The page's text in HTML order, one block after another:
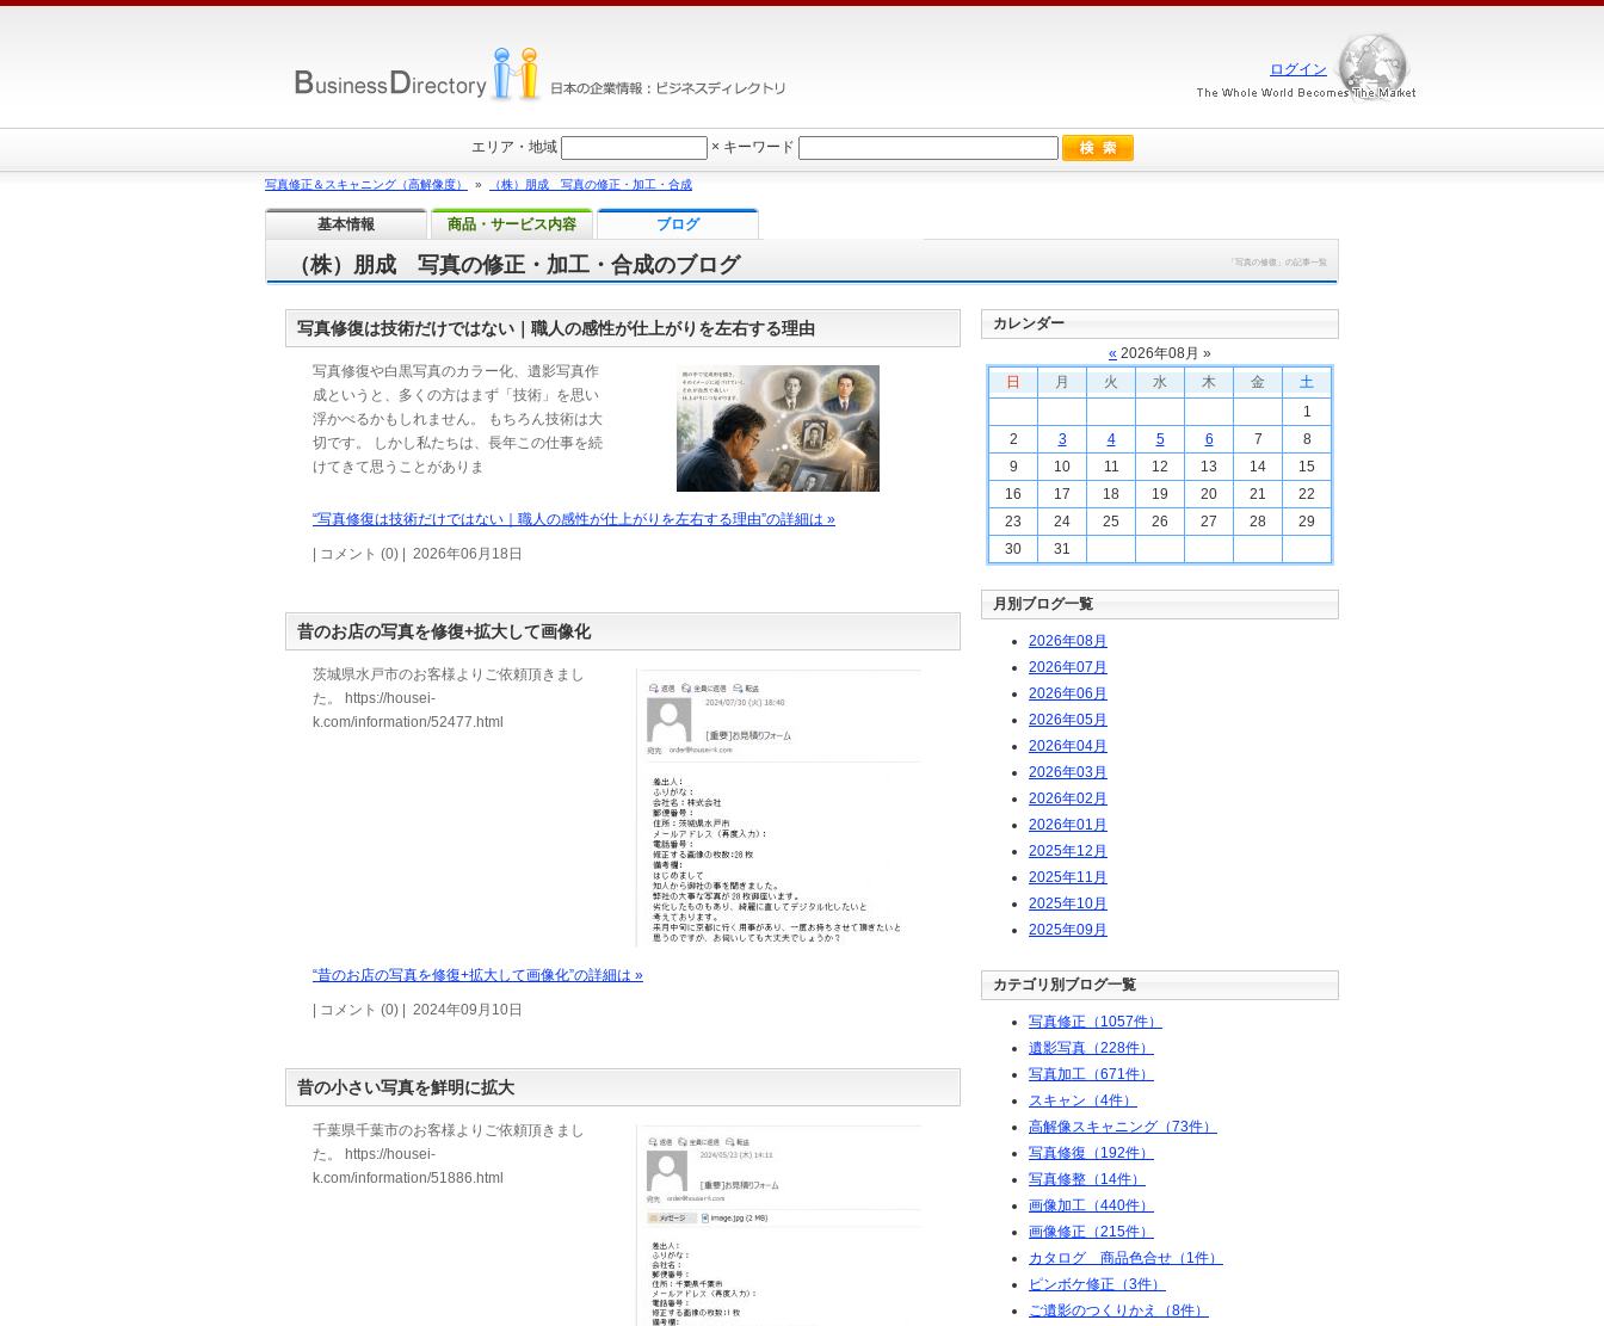
「写真の修復」の記事一覧
（株）朋成 写真の修正・加工・合成のブログ
写真修復は技術だけではない｜職人の感性が仕上がりを左右する理由
写真修復や白黒写真のカラー化、遺影写真作
成というと、多くの方はまず「技術」を思い
浮かべるかもしれません。 もちろん技術は大
切です。 しかし私たちは、長年この仕事を続
けてきて思うことがありま
“写真修復は技術だけではない｜職人の感性が仕上がりを左右する理由”の詳細は »
| コメント (0) | 2026年06月18日
昔のお店の写真を修復+拡大して画像化
茨城県水戸市のお客様よりご依頼頂きまし
た。 https://housei-
k.com/information/52477.html
“昔のお店の写真を修復+拡大して画像化”の詳細は »
| コメント (0) | 2024年09月10日
昔の小さい写真を鮮明に拡大
千葉県千葉市のお客様よりご依頼頂きまし
た。 https://housei-
k.com/information/51886.html
カレンダー
« 2026年08月 »
日
月 火 水 木 金
土
1
2
3 4 5 6 7
8
9
10 11 12 13 14
15
16
17 18 19 20 21
22
23
24 25 26 27 28
29
30
31
月別ブログ一覧
2026年08月
2026年07 月
2026年06 月
2026年05月
2026年04月
2026年03月
2026年02 月
2026年01 月
2025年12 月
2025年11 月
2025年10月
2025年09月
カテゴリ別ブログ一覧
写真修正（1057件）
遺影写真（228件）
写真加工（671件）
スキャン（4件）
高解像スキャニング（73件）
写真修復（192件）
写真修整（14件）
画像加工（440件）
画像修正（215件）
カタログ 商品色合せ（1件）
ピンボケ修正（3件）
ご遺影のつくりかえ（8件）
ログイン
エリア・地域 × キーワード
写真修正＆スキャニング（高解像度） » （株）朋成 写真の修正・加工・合成
基本情報 商品・サービス内容 ブログ